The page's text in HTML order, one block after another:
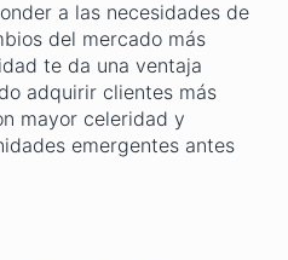
a las necesidades de
del mercado más
te da una ventaja
adquirir clientes más
mayor celeridad y
emergentes antes